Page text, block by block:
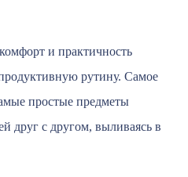
и практичность
рутину. Самое
простые предметы
друг с другом, выливаясь в